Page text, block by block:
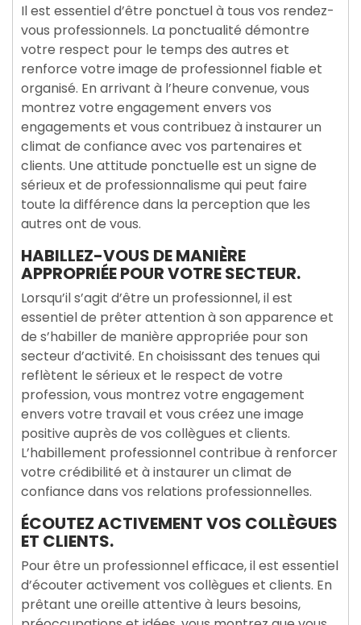
Il est essentiel d’être ponctuel à tous vos rendez-
vous professionnels. La ponctualité démontre
votre respect pour le temps des autres et
renforce votre image de professionnel fiable et
organisé. En arrivant à l’heure convenue, vous
montrez votre engagement envers vos
engagements et vous contribuez à instaurer un
climat de confiance avec vos partenaires et
clients. Une attitude ponctuelle est un signe de
sérieux et de professionnalisme qui peut faire
toute la différence dans la perception que les
autres ont de vous.
HABILLEZ-VOUS DE MANIÈRE
APPROPRIÉE POUR VOTRE SECTEUR.
Lorsqu’il s’agit d’être un professionnel, il est
essentiel de prêter attention à son apparence et
de s’habiller de manière appropriée pour son
secteur d’activité. En choisissant des tenues qui
reflètent le sérieux et le respect de votre
profession, vous montrez votre engagement
envers votre travail et vous créez une image
positive auprès de vos collègues et clients.
L’habillement professionnel contribue à renforcer
votre crédibilité et à instaurer un climat de
confiance dans vos relations professionnelles.
ÉCOUTEZ ACTIVEMENT VOS COLLÈGUES
ET CLIENTS.
Pour être un professionnel efficace, il est essentiel
d’écouter activement vos collègues et clients. En
prêtant une oreille attentive à leurs besoins,